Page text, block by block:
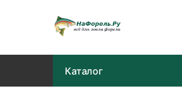
Каталог